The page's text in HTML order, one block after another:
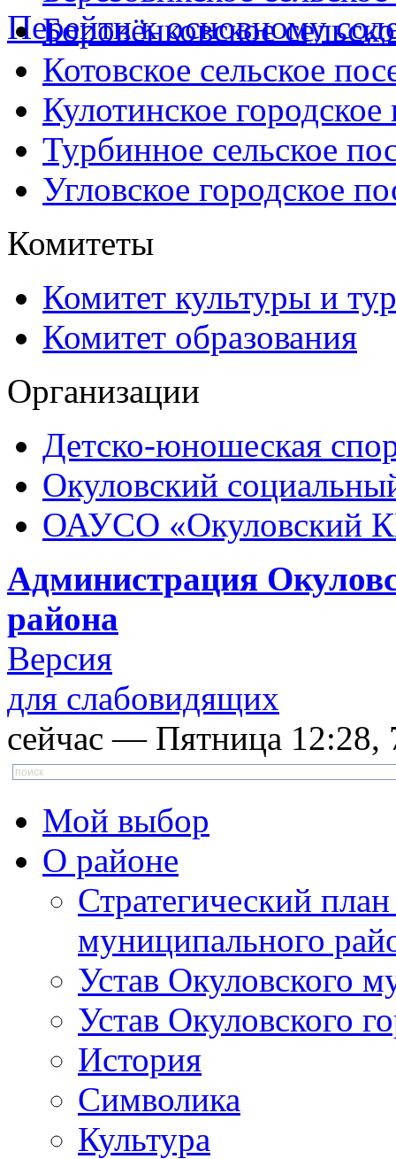
Перейти к основному
Боровёнковское
Котовское сельское
Кулотинское городское
Турбинное сельское
Угловское городское
Комитеты
Комитет культуры и
Комитет образования
Организации
Детско-юношеская
Окуловский
ОАУСО «Окуловский
Администрация
района
Версия
для слабовидящих
сейчас — Пятница 12:28,
Мой выбор
О районе
Стратегический
муниципального
Устав Окуловского
Устав Окуловского
История
Символика
Культура